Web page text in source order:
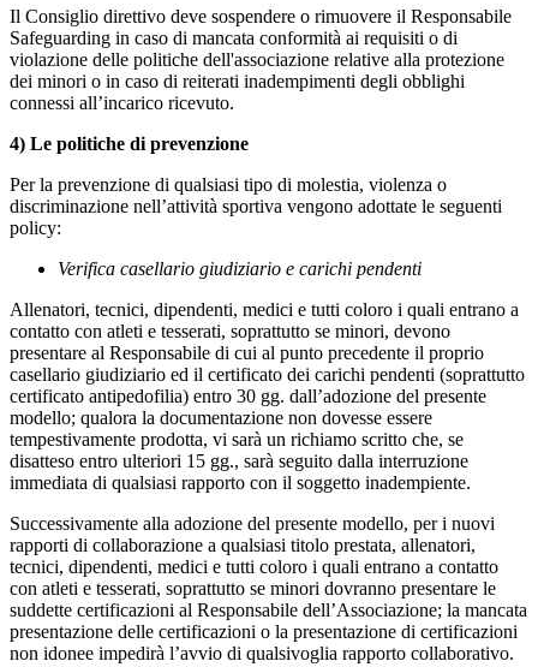
Il Consiglio direttivo deve sospendere o rimuovere il Responsabile
Safeguarding in caso di mancata conformità ai requisiti o di
violazione delle politiche dell'associazione relative alla protezione
dei minori o in caso di reiterati inadempimenti degli obblighi
connessi all’incarico ricevuto.
4) Le politiche di prevenzione
Per la prevenzione di qualsiasi tipo di molestia, violenza o
discriminazione nell’attività sportiva vengono adottate le seguenti
policy:
Verifica casellario giudiziario e carichi pendenti
Allenatori, tecnici, dipendenti, medici e tutti coloro i quali entrano a
contatto con atleti e tesserati, soprattutto se minori, devono
presentare al Responsabile di cui al punto precedente il proprio
casellario giudiziario ed il certificato dei carichi pendenti (soprattutto
certificato antipedofilia) entro 30 gg. dall’adozione del presente
modello; qualora la documentazione non dovesse essere
tempestivamente prodotta, vi sarà un richiamo scritto che, se
disatteso entro ulteriori 15 gg., sarà seguito dalla interruzione
immediata di qualsiasi rapporto con il soggetto inadempiente.
Successivamente alla adozione del presente modello, per i nuovi
rapporti di collaborazione a qualsiasi titolo prestata, allenatori,
tecnici, dipendenti, medici e tutti coloro i quali entrano a contatto
con atleti e tesserati, soprattutto se minori dovranno presentare le
suddette certificazioni al Responsabile dell’Associazione; la mancata
presentazione delle certificazioni o la presentazione di certificazioni
non idonee impedirà l’avvio di qualsivoglia rapporto collaborativo.